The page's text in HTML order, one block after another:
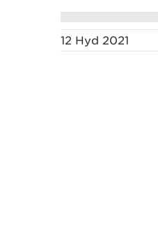
12 Hyd 2021